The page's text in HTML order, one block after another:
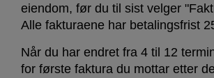
eiendom, før du til sist velger
Alle fakturaene har betalingsfrist
Når du har endret fra 4 til 12
for første faktura du mottar etter